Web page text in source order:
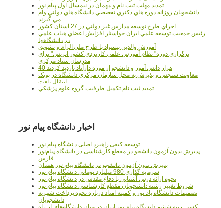
تمدید مهلت ثبت نام و مهمان در نیمسال اول پیام نور
دانشجويان روزانه دوره هاي دكتري تخصصي دانشگاه هاي دولتي وام
مي گيرند
اجراي طرح توسعه مدارس غير دولتي در 27 استان کشور
رئيس جمعيت توسعه علمي ايران خواستار افزايش اعضاي هيات علمي
در دانشگاهها
آموزش والدين بيسواد با طرح ملي الزام و تشويق
برگزاري دوره" نظام آموزش علمي كاربردي كشور اتريش" براي
مدرسان ستاد مرکزي
40 هزار دانش آموز و دانشجو از موزه دارآباد بازديد کردند
معاونت سنجش و پذيرش به محل سازمان مرکزي دانشگاه در پونک
انتقال يافت
تمديد ثبت نام تکميل ظرفيت گروه علوم پزشکي
اخبار دانشگاه پیام نور
توسعه کیفی راهبرد اصلی دانشگاه پیام نور
پذیرش بدون آزمون دانشجو در مقطع کارشناسی در دانشگاه پیام‌نور
فارس
پذیرش بدون آزمون دانشجو در دانشگاه پیام نور همدان
سرمایه گذاری 980 میلیارد تومانی دانشگاه پیام نور
نحوه ارائه درس آشنایی با دفاع مقدس در دانشگاه پیام نور
شروط تغییر رشته دانشجویان مقطع کارشناسی دانشگاه پیام نور
تصمیمات دانشگاه یام نور و کمیته امداد درباره نحوه پرداخت شهریه
دانشجویان
کسب رتبه ششم دانشگاه پیام نور ایران در میان دانشگاه‌های از راه